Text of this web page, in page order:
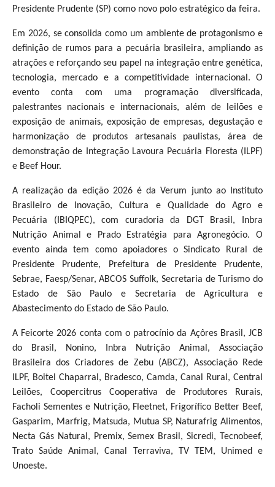
Presidente Prudente (SP) como novo polo estratégico da feira.
Em 2026, se consolida como um ambiente de protagonismo e
definição de rumos para a pecuária brasileira, ampliando as
atrações e reforçando seu papel na integração entre genética,
tecnologia, mercado e a competitividade internacional. O
evento conta com uma programação diversificada,
palestrantes nacionais e internacionais, além de leilões e
exposição de animais, exposição de empresas, degustação e
harmonização de produtos artesanais paulistas, área de
demonstração de Integração Lavoura Pecuária Floresta (ILPF)
e Beef Hour.
A realização da edição 2026 é da Verum junto ao Instituto
Brasileiro de Inovação, Cultura e Qualidade do Agro e
Pecuária (IBIQPEC), com curadoria da DGT Brasil, Inbra
Nutrição Animal e Prado Estratégia para Agronegócio. O
evento ainda tem como apoiadores o Sindicato Rural de
Presidente Prudente, Prefeitura de Presidente Prudente,
Sebrae, Faesp/Senar, ABCOS Suffolk, Secretaria de Turismo do
Estado de São Paulo e Secretaria de Agricultura e
Abastecimento do Estado de São Paulo.
A Feicorte 2026 conta com o patrocínio da Açôres Brasil, JCB
do Brasil, Nonino, Inbra Nutrição Animal, Associação
Brasileira dos Criadores de Zebu (ABCZ), Associação Rede
ILPF, Boitel Chaparral, Bradesco, Camda, Canal Rural, Central
Leilões, Coopercitrus Cooperativa de Produtores Rurais,
Facholi Sementes e Nutrição, Fleetnet, Frigorífico Better Beef,
Gasparim, Marfrig, Matsuda, Mutua SP, Naturafrig Alimentos,
Necta Gás Natural, Premix, Semex Brasil, Sicredi, Tecnobeef,
Trato Saúde Animal, Canal Terraviva, TV TEM, Unimed e
Unoeste.